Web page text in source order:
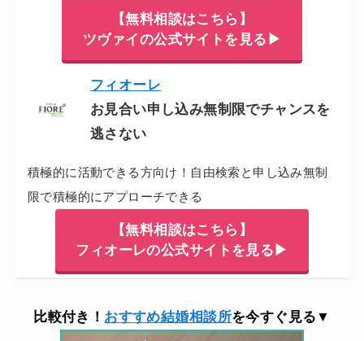
【無料相談はこちら】
ツヴァイの公式サイトを見る▶
フィオーレ
お見合い申し込み無制限でチャンスを
逃さない
積極的に活動できる方向け！自由検索と申し込み無制
限で積極的にアプローチできる
【無料相談はこちら】
フィオーレの公式サイトを見る▶
比較付き！ おすすめ結婚相談所を今すぐ見る▼